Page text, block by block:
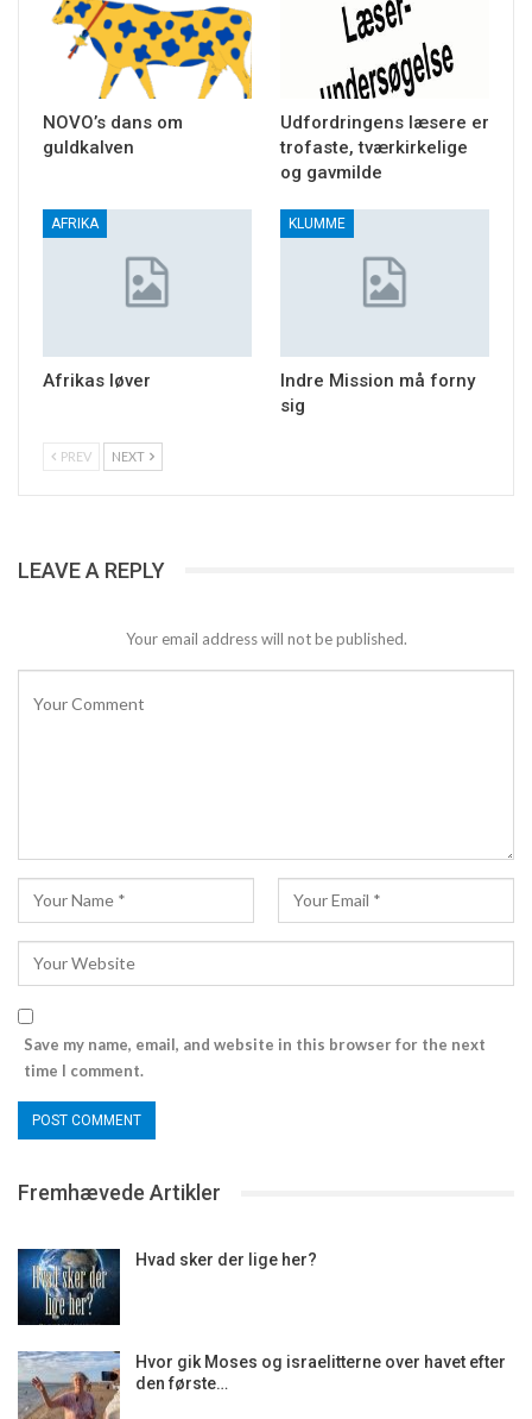
NOVO’s dans om
guldkalven
Udfordringens læsere er
trofaste, tværkirkelige
og gavmilde
AFRIKA
Afrikas løver
KLUMME
Indre Mission må forny
sig
PREV NEXT
LEAVE A REPLY
Your email address will not be published.
Save my name, email, and website in this browser for the next
time I comment.
Fremhævede Artikler
Hvad sker der lige her?
Hvor gik Moses og israelitterne over havet efter
den første…